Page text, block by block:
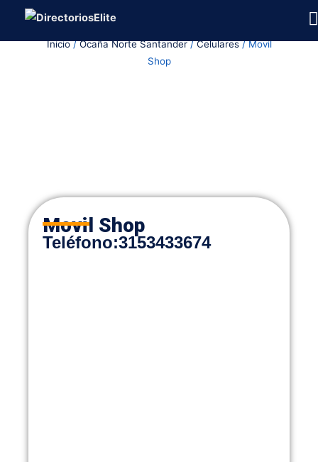
contenidoInicio/Ocaña Norte Santander/Celulares/ Movil
Shop
Movil Shop
Teléfono:3153433674